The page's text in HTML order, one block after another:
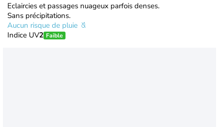
Eclaircies et passages nuageux parfois denses.
Sans précipitations.
Aucun risque de pluie
Indice UV2 Faible